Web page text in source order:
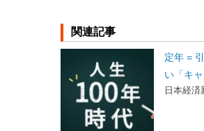
関連記事
定年 =
い「キ
日本経済